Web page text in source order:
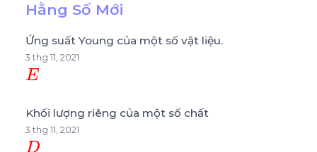
Hằng Số Mới
Ứng suất Young của một số vật liệu.
3 thg 11, 2021
E
Khối lượng riêng của một số chất
3 thg 11, 2021
D